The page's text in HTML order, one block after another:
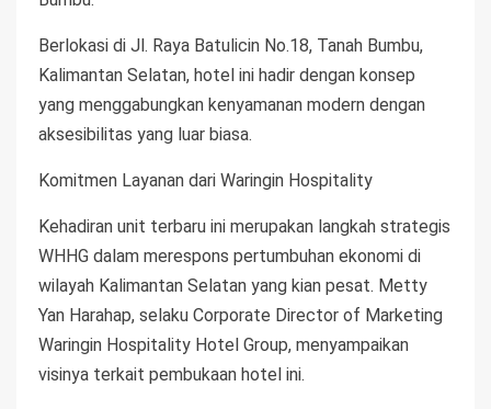
Berlokasi di Jl. Raya Batulicin No.18, Tanah Bumbu,
Kalimantan Selatan, hotel ini hadir dengan konsep
yang menggabungkan kenyamanan modern dengan
aksesibilitas yang luar biasa.
Komitmen Layanan dari Waringin Hospitality
Kehadiran unit terbaru ini merupakan langkah strategis
WHHG dalam merespons pertumbuhan ekonomi di
wilayah Kalimantan Selatan yang kian pesat. Metty
Yan Harahap, selaku Corporate Director of Marketing
Waringin Hospitality Hotel Group, menyampaikan
visinya terkait pembukaan hotel ini.